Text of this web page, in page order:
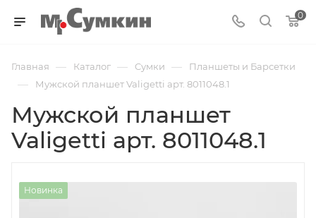
0
Главная — Каталог — Cумки — Планшеты и Барсетки
— Мужской планшет Valigetti арт. 8011048.1
Мужской планшет
Valigetti арт. 8011048.1
Новинка